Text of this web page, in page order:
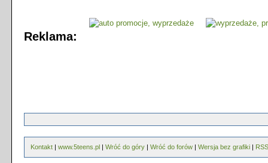
Reklama:
Kontakt | www.5teens.pl | Wróć do góry | Wróć do forów | Wersja bez grafiki | RSS